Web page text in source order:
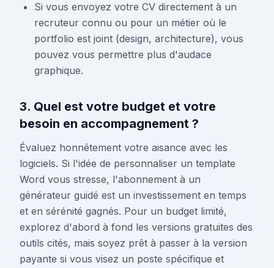
Si vous envoyez votre CV directement à un
recruteur connu ou pour un métier où le
portfolio est joint (design, architecture), vous
pouvez vous permettre plus d'audace
graphique.
3. Quel est votre budget et votre
besoin en accompagnement ?
Évaluez honnêtement votre aisance avec les
logiciels. Si l'idée de personnaliser un template
Word vous stresse, l'abonnement à un
générateur guidé est un investissement en temps
et en sérénité gagnés. Pour un budget limité,
explorez d'abord à fond les versions gratuites des
outils cités, mais soyez prêt à passer à la version
payante si vous visez un poste spécifique et